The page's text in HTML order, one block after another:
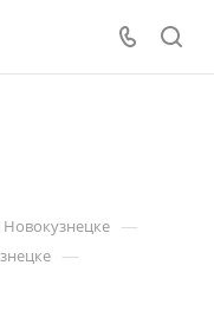
Новокузнецке —
—